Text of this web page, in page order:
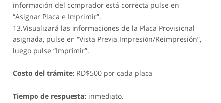
información del comprador está correcta pulse en
“Asignar Placa e Imprimir”.
13.Visualizará las informaciones de la Placa Provisional
asignada, pulse en “Vista Previa Impresión/Reimpresión”,
luego pulse “Imprimir”.
Costo del trámite:RD$500 por cada placa
Tiempo de respuesta:inmediato.